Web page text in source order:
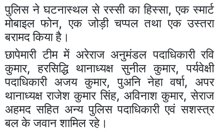
पुलिस ने घटनास्थल से रस्सी का हिस्सा, एक स्मार्ट
मोबाइल फोन, एक जोड़ी चप्पल तथा एक उस्तरा
बरामद किया है।
छापेमारी टीम में अरेराज अनुमंडल पदाधिकारी रवि
कुमार, हरसिद्धि थानाध्यक्ष सुनील कुमार, पर्यवेक्षी
पदाधिकारी अजय कुमार, पुअनि नेहा वर्षा, अपर
थानाध्यक्ष राजेश कुमार सिंह, अविनाश कुमार, सेराज
अहमद सहित अन्य पुलिस पदाधिकारी एवं सशस्त्र
बल के जवान शामिल रहे।